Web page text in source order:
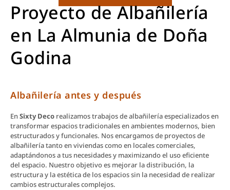
Proyecto de Albañilería
en La Almunia de Doña
Godina
Albañilería antes y después
EnSixty Deco realizamos trabajos de albañilería especializados en
transformar espacios tradicionales en ambientes modernos, bien
estructurados y funcionales. Nos encargamos de proyectos de
albañilería tanto en viviendas como en locales comerciales,
adaptándonos a tus necesidades y maximizando el uso eficiente
del espacio. Nuestro objetivo es mejorar la distribución, la
estructura y la estética de los espacios sin la necesidad de realizar
cambios estructurales complejos.